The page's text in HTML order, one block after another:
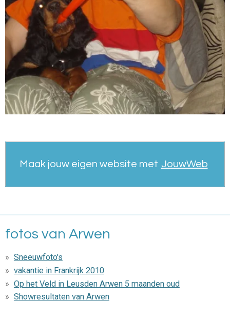
Maak jouw eigen website met JouwWeb
fotos van Arwen
Sneeuwfoto's
vakantie in Frankrijk 2010
Op het Veld in Leusden Arwen 5 maanden oud
Showresultaten van Arwen